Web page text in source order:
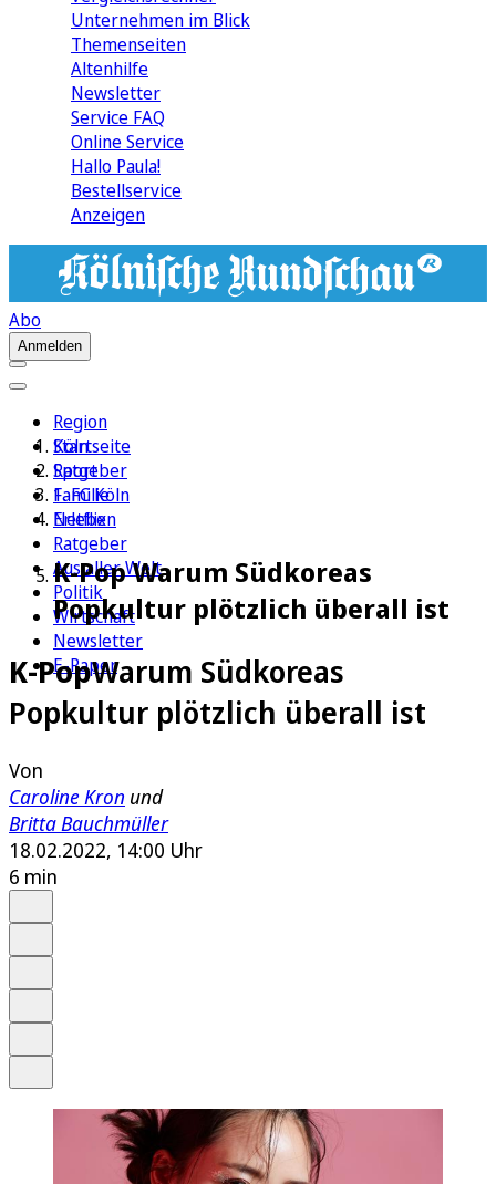
Unternehmen im Blick
Themenseiten
Altenhilfe
Newsletter
Service FAQ
Online Service
Hallo Paula!
Bestellservice
Anzeigen
Abo
Anmelden
Region
Köln
Sport
1. FC Köln
Erleben
Ratgeber
Aus aller Welt
Politik
Wirtschaft
Newsletter
E-Paper
Startseite
Ratgeber
Familie
Netflix
K-Pop Warum Südkoreas
Popkultur plötzlich überall ist
K-PopWarum Südkoreas
Popkultur plötzlich überall ist
Von
Caroline Kron und
Britta Bauchmüller
18.02.2022, 14:00 Uhr
6 min